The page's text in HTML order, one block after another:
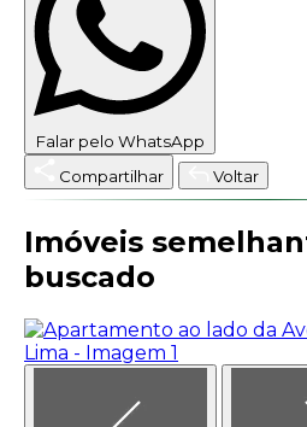
Falar pelo WhatsApp
Compartilhar
Voltar
Imóveis
buscado